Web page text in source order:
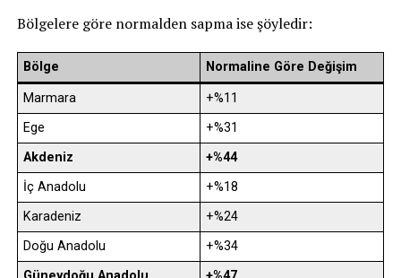
Bölgelere göre normalden sapma ise şöyledir:
Bölge Normaline Göre Değişim
Marmara
+%11
Ege
+%31
Akdeniz
+%44
İç Anadolu
+%18
Karadeniz
+%24
Doğu Anadolu
+%34